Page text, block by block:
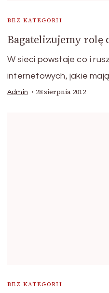
BEZ KATEGORII
Bagatelizujemy rolę
W sieci powstaje co i
internetowych, jakie
Admin 28 sierpnia 2012
BEZ KATEGORII